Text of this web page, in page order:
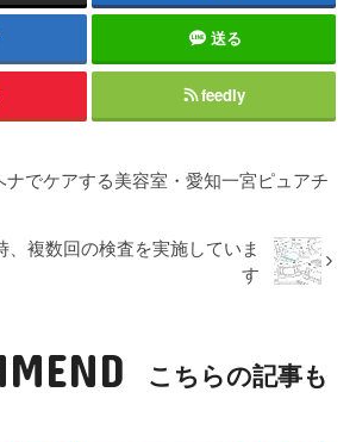
送る
feedly
ナでケアする美容室・愛知一宮ピュアチ
、複数回の検査を実施していま
す
こちらの記事も